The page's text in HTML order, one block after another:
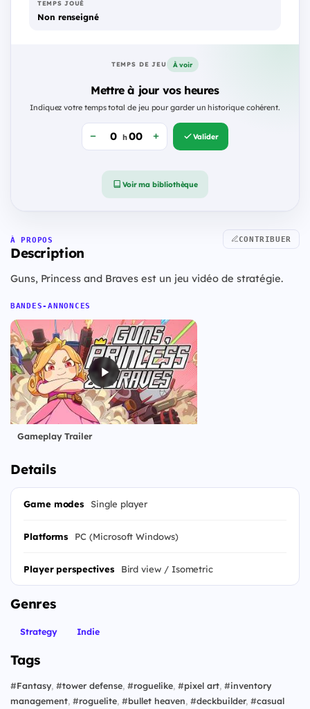
TEMPS JOUÉ
Non renseigné
TEMPS DE JEU À voir
Mettre à jour vos heures
Indiquez votre temps total de jeu pour garder un historique cohérent.
h Valider
Voir ma bibliothèque
À PROPOS
Description
CONTRIBUER
Guns, Princess and Braves est un jeu vidéo de stratégie.
BANDES-ANNONCES
Gameplay Trailer
Details
Game modes Single player
Platforms PC (Microsoft Windows)
Player perspectives Bird view / Isometric
Genres
Strategy Indie
Tags
#Fantasy, #tower defense, #roguelike, #pixel art, #inventory
management, #roguelite, #bullet heaven, #deckbuilder, #casual